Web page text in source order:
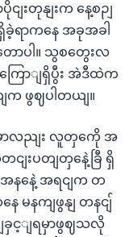
ျးတုနျးက နေ့စဉျ
ခဲ့ရာကနေ အခုအခါ
ောပါ။ သွစတွေးလ
ကြောျရှိပွီး အဲဒီထဲက
ျက ဖွဈပါတယျ။
မှာလညျး လူတှကေို အ
ျးပတျတှနေဲ့ခြီ ရှိ
နနေဲ့ အရငျက တ
မနကျဖွနျ တနငျ်
ခှင့ျရမှာဖွဈသလို